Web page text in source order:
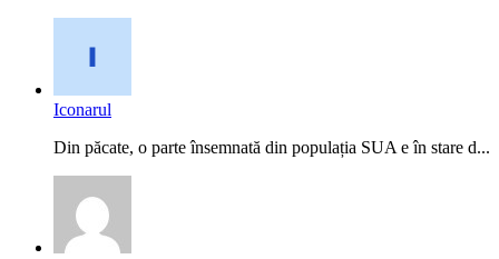
Iconarul
Din păcate, o parte însemnată din populația SUA e în stare d...